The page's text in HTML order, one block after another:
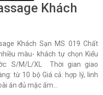
Khách
Khách Sạn MS 019 Chất
màu- khách tự chọn Kiểu
S/M/L/XL Thời gian giao
từ 10 bộ Giá cả: hợp lý, linh
ăn đủ mặc ấm...